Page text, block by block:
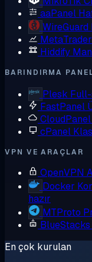
aaPanel
WireGuard
Hiddify
BARINDIRMA
Plesk
FastPanel
CloudPanel
cPanel
VPN VE ARAÇLAR
OpenVPN
Docker
hazır
MTProto
BlueStacks
En çok kurulan